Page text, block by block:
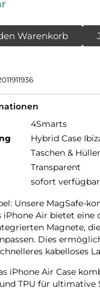
Warenkorb
4Smarts
Hybrid Case
Taschen &
Transparent
sofort verfügbar
Unsere MagSafe-
iPhone Air bietet eine
Magnete,
Dies
kabelloses
iPhone Air Case
TPU für ultimative